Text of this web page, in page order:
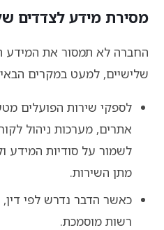
מסירת מידע לצדדים
החברה לא תמסור את המידע
שלישיים, למעט במקרים
לספקי שירות הפועלים
אתרים, מערכות ניהול
לשמור על סודיות המידע
מתן השירות.
כאשר הדבר נדרש לפי
רשות מוסמכת.